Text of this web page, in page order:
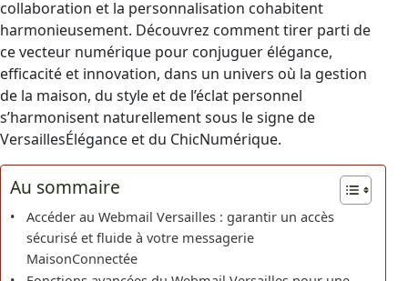
collaboration et la personnalisation cohabitent
harmonieusement. Découvrez comment tirer parti de
ce vecteur numérique pour conjuguer élégance,
efficacité et innovation, dans un univers où la gestion
de la maison, du style et de l’éclat personnel
s’harmonisent naturellement sous le signe de
VersaillesÉlégance et du ChicNumérique.
Au sommaire
Accéder au Webmail Versailles : garantir un accès
sécurisé et fluide à votre messagerie
MaisonConnectée